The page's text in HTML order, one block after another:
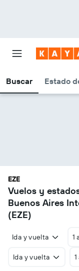
Buscar Estado
EZE
Vuelos y
Buenos Aires
(EZE)
Ida y vuelta 1
Ida y vuelta